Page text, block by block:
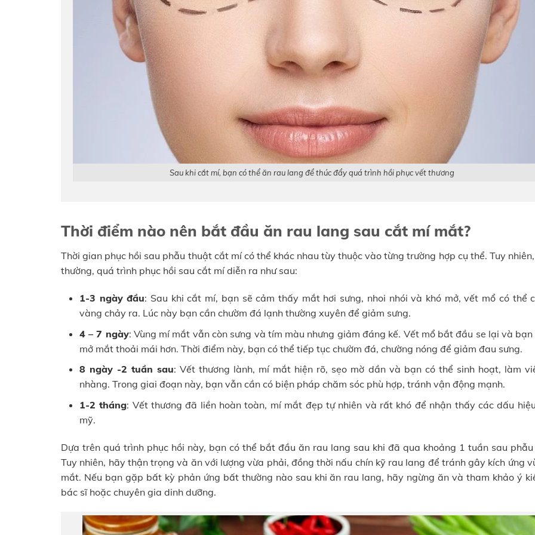
Sau khi cắt mí, bạn có thể ăn rau lang để thúc đẩy quá trình hồi phục vết thương
Thời điểm nào nên bắt đầu ăn rau lang sau cắt mí mắt?
Thời gian phục hồi sau phẫu thuật cắt mí có thể khác nhau tùy thuộc vào từng trường hợp cụ thể. Tuy
thường, quá trình phục hồi sau cắt mí diễn ra như sau:
1-3 ngày đầu: Sau khi cắt mí, bạn sẽ cảm thấy mắt hơi sưng, nhoi nhói và khó mở, vết mổ có thể
vàng chảy ra. Lúc này bạn cần chườm đá lạnh thường xuyên để giảm sưng.
4 – 7 ngày: Vùng mí mắt vẫn còn sưng và tím màu nhưng giảm đáng kế. Vết mổ bắt đầu se lại và bạn
mở mắt thoải mái hơn. Thời điểm này, bạn có thể tiếp tục chườm đá, chường nóng để giảm đau sưng.
8 ngày -2 tuần sau: Vết thương lành, mí mắt hiện rõ, sẹo mờ dần và bạn có thể sinh hoạt, làm
nhàng. Trong giai đoạn này, bạn vẫn cần có biện pháp chăm sóc phù hợp, tránh vận động mạnh.
1-2 tháng: Vết thương đã liền hoàn toàn, mí mắt đẹp tự nhiên và rất khó để nhận thấy các dấu
mỹ.
Dựa trên quá trình phục hồi này, bạn có thể bắt đầu ăn rau lang sau khi đã qua khoảng 1 tuần sau
Tuy nhiên, hãy thận trọng và ăn với lượng vừa phải, đồng thời nấu chín kỹ rau lang để tránh gây kích ứng
mắt. Nếu bạn gặp bất kỳ phản ứng bất thường nào sau khi ăn rau lang, hãy ngừng ăn và tham khảo ý
bác sĩ hoặc chuyên gia dinh dưỡng.